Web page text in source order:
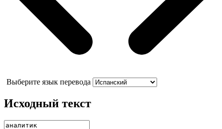
Выберите язык перевода
Исходный текст